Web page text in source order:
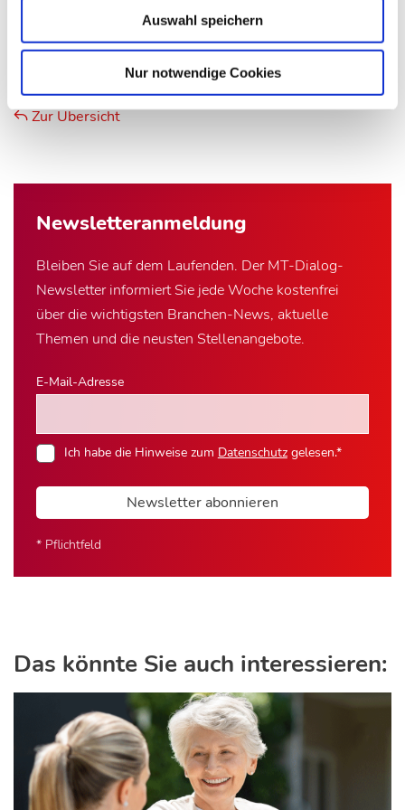
Auswahl speichern
Nur notwendige Cookies
Newsletter­anmeldung
Bleiben Sie auf dem Laufenden. Der MT-Dialog-
Newsletter informiert Sie jede Woche kostenfrei
über die wichtigsten Branchen-News, aktuelle
Themen und die neusten Stellenangebote.
E-Mail-Adresse
Ich habe die Hinweise zum Datenschutzgelesen.*
Newsletter abonnieren
* Pflichtfeld
Zur Übersicht
Das könnte Sie auch interessieren: